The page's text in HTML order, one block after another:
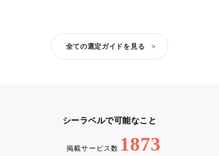
全ての選定ガイドを見る >
シーラベルで可能なこと
掲載サービス数 1873